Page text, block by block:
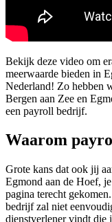
Bekijk deze video om
meerwaarde bieden in
Nederland! Zo hebben
Bergen aan Zee en
een payroll bedrijf.
Waarom
Grote kans dat ook jij
Egmond aan de Hoef,
pagina terecht
bedrijf zal niet
dienstverlener vindt die